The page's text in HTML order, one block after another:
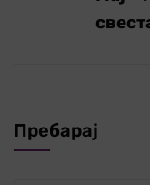
Пребарај